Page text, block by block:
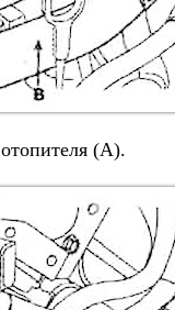
(А).